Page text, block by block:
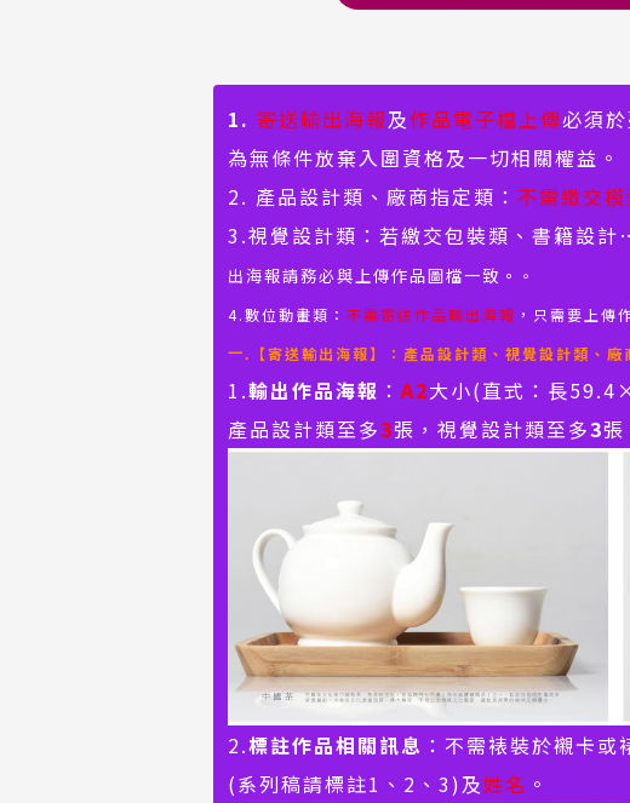
1. 寄送輸出海報及作品電子檔上傳必須
為無條件放棄入圍資格及一切相關權益。
2. 產品設計類、廠商指定類： 不需繳交模
3.視覺設計類：若繳交包裝類、書籍設計
出海報請務必與上傳作品圖檔一致 。 。
4.數位動畫類： 不需寄送作品輸出海報 ，只需要上傳
一. 【寄送輸出海報】：產品設計類、視覺設計類、廠
1.輸出作品海報 ：A2大小(直式：長
產品設計類至多3張，視覺設計類至多3張
2.標註作品相關訊息 ：不需裱裝於襯卡
(系列稿請標註1、2、3)及姓名 。